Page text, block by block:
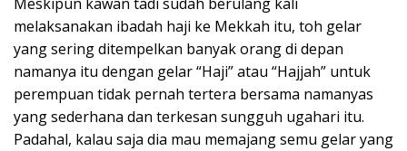
melaksanakan ibadah haji ke Mekkah itu, toh gelar
yang sering ditempelkan banyak orang di depan
namanya itu dengan gelar “Haji” atau “Hajjah” untuk
perempuan tidak pernah tertera bersama namanyas
yang sederhana dan terkesan sungguh ugahari itu.
Padahal, kalau saja dia mau memajang semu gelar yang